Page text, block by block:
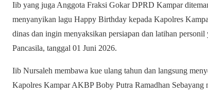
Iib yang juga Anggota Fraksi Gokar DPRD Kampar
menyanyikan lagu Happy Birthday kepada Kapolres
dinas dan ingin menyaksikan persiapan dan latihan
Pancasila, tanggal 01 Juni 2026.
Iib Nursaleh membawa kue ulang tahun dan langsung
Kapolres Kampar AKBP Boby Putra Ramadhan Sebayang